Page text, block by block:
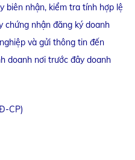
biên nhận, kiểm tra tính hợp lệ
chứng nhận đăng ký doanh
và gửi thông tin đến
doanh nơi trước đây doanh
CP)